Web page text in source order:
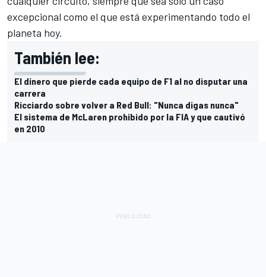
excepcional como el que está experimentando todo el
planeta hoy.
También lee:
El dinero que pierde cada equipo de F1 al no disputar una
carrera
Ricciardo sobre volver a Red Bull: "Nunca digas nunca"
El sistema de McLaren prohibido por la FIA y que cautivó
en 2010